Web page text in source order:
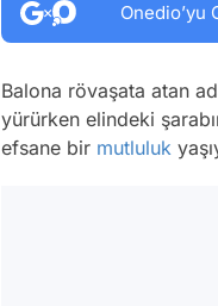
Onedio’yu
Balona rövaşata atan
yürürken elindeki
efsane bir mutluluk